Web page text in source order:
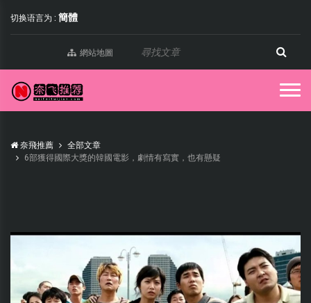
切换语言为 : 簡體
網站地圖
奈飛推薦
全部文章
6部獲得國際大獎的韓國電影，劇情有寫實，也有懸疑